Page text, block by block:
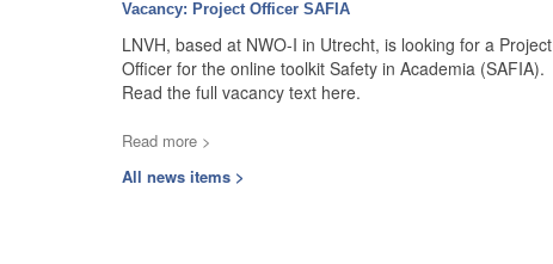
Vacancy: Project Officer SAFIA
LNVH, based at NWO-I in Utrecht, is looking for a Project
Officer for the online toolkit Safety in Academia (SAFIA).
Read the full vacancy text here.
Read more >
All news items >